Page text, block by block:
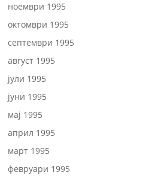
ноември 1995
октомври 1995
септември 1995
август 1995
јули 1995
јуни 1995
мај 1995
април 1995
март 1995
февруари 1995